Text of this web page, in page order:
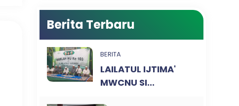
Berita Terbaru
BERITA
LAILATUL IJTIMA'
MWCNU SI...